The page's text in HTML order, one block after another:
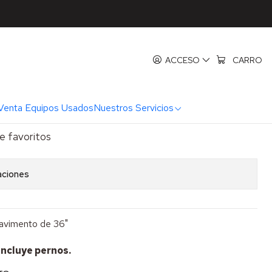
ACCESO CARRO
Equipos UsadosNuestros Servicios
Combinadas 36"
favoritos
de 36"
pernos.